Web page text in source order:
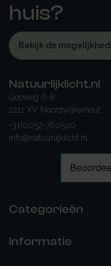
huis?
Bekijk de
Natuurlijklicht.nl
Gooweg 6-8
2211 XV Noordwijkerhout
+31(0)252-760500
info@natuurlijklicht.nl
Categorieën
Informatie